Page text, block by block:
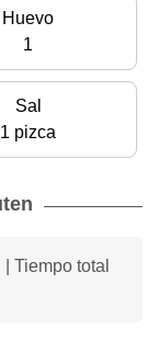
Huevo
1
Sal
1 pizca
| Tiempo total